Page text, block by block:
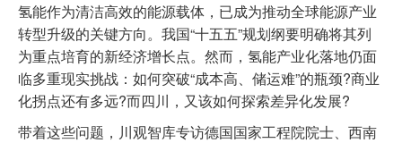
新能源
节能环保
分布式能源
氢能作为清洁高效的能源载体，已成为推动全球能源产业
转型升级的关键方向。我国“十五五”规划纲要明确将其列
为重点培育的新经济增长点。然而，氢能产业化落地仍面
临多重现实挑战：如何突破“成本高、储运难”的瓶颈?商业
化拐点还有多远?而四川，又该如何探索差异化发展?
带着这些问题，川观智库专访德国国家工程院院士、西南